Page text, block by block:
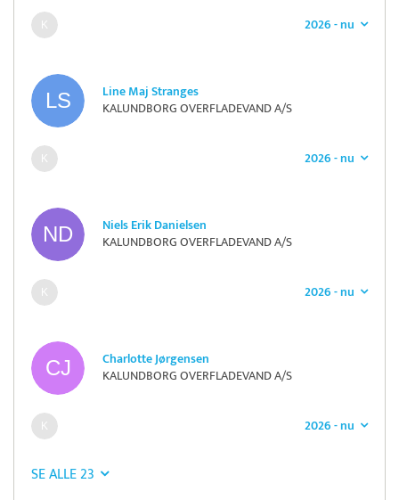
2026 - nu
Line Maj Stranges
KALUNDBORG OVERFLADEVAND A/S
2026 - nu
Niels Erik Danielsen
KALUNDBORG OVERFLADEVAND A/S
2026 - nu
Charlotte Jørgensen
KALUNDBORG OVERFLADEVAND A/S
2026 - nu
SE ALLE 23